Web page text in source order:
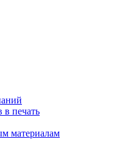
в печать
материалам